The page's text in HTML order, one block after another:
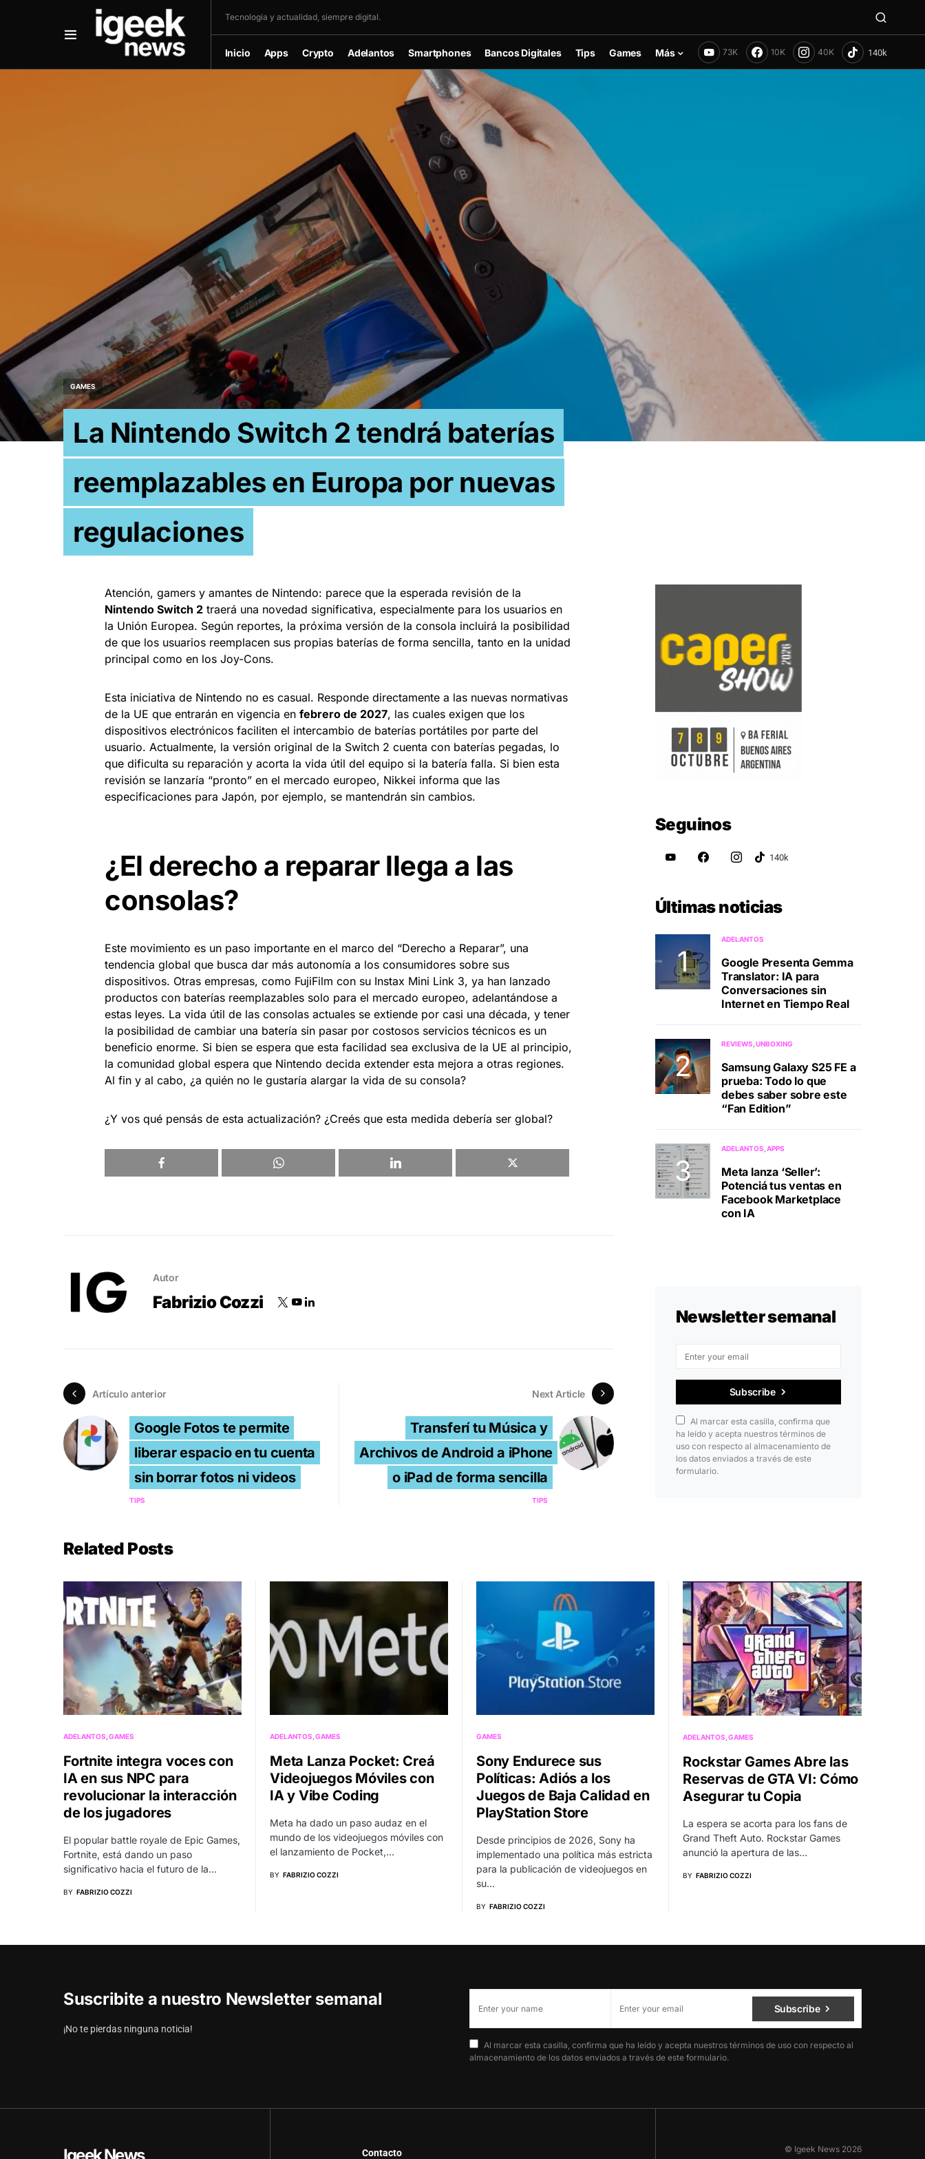
Tecnología y actualidad, siempre digital.
Inicio Apps Crypto Adelantos Smartphones Bancos Digitales Tips Games Más 73K 10K 40K
GAMES
La Nintendo Switch 2 tendrá baterías
reemplazables en Europa por nuevas
regulaciones
Atención, gamers y amantes de Nintendo: parece que la esperada revisión de la
Nintendo Switch 2 traerá una novedad significativa, especialmente para los usuarios en
la Unión Europea. Según reportes, la próxima versión de la consola incluirá la posibilidad
de que los usuarios reemplacen sus propias baterías de forma sencilla, tanto en la unidad
principal como en los Joy-Cons.
Esta iniciativa de Nintendo no es casual. Responde directamente a las nuevas normativas
de la UE que entrarán en vigencia en febrero de 2027, las cuales exigen que los
dispositivos electrónicos faciliten el intercambio de baterías portátiles por parte del
usuario. Actualmente, la versión original de la Switch 2 cuenta con baterías pegadas, lo
que dificulta su reparación y acorta la vida útil del equipo si la batería falla. Si bien esta
revisión se lanzaría “pronto” en el mercado europeo, Nikkei informa que las
especificaciones para Japón, por ejemplo, se mantendrán sin cambios.
¿El derecho a reparar llega a las
consolas?
Este movimiento es un paso importante en el marco del “Derecho a Reparar”, una
tendencia global que busca dar más autonomía a los consumidores sobre sus
dispositivos. Otras empresas, como FujiFilm con su Instax Mini Link 3, ya han lanzado
productos con baterías reemplazables solo para el mercado europeo, adelantándose a
estas leyes. La vida útil de las consolas actuales se extiende por casi una década, y tener
la posibilidad de cambiar una batería sin pasar por costosos servicios técnicos es un
beneficio enorme. Si bien se espera que esta facilidad sea exclusiva de la UE al principio,
la comunidad global espera que Nintendo decida extender esta mejora a otras regiones.
Al fin y al cabo, ¿a quién no le gustaría alargar la vida de su consola?
¿Y vos qué pensás de esta actualización? ¿Creés que esta medida debería ser global?
Autor
Fabrizio Cozzi
Artículo anterior
Google Fotos te permite
liberar espacio en tu cuenta
sin borrar fotos ni videos
TIPS
Next Article
Transferí tu Música y
Archivos de Android a iPhone
o iPad de forma sencilla
TIPS
Seguinos
Últimas noticias
ADELANTOS
Google Presenta Gemma
Translator: IA para
Conversaciones sin
Internet en Tiempo Real
REVIEWS UNBOXING
Samsung Galaxy S25 FE a
prueba: Todo lo que
debes saber sobre este
“Fan Edition”
ADELANTOS APPS
Meta lanza ‘Seller’:
Potenciá tus ventas en
Facebook Marketplace
con IA
Newsletter semanal
Subscribe
Al marcar esta casilla, confirma que
ha leído y acepta nuestros términos de
uso con respecto al almacenamiento de
los datos enviados a través de este
formulario.
Related Posts
ADELANTOS GAMES
Fortnite integra voces con
IA en sus NPC para
revolucionar la interacción
de los jugadores
El popular battle royale de Epic Games,
Fortnite, está dando un paso
significativo hacia el futuro de la…
BY FABRIZIO COZZI
ADELANTOS GAMES
Meta Lanza Pocket: Creá
Videojuegos Móviles con
IA y Vibe Coding
Meta ha dado un paso audaz en el
mundo de los videojuegos móviles con
el lanzamiento de Pocket,…
BY FABRIZIO COZZI
GAMES
Sony Endurece sus
Políticas: Adiós a los
Juegos de Baja Calidad en
PlayStation Store
Desde principios de 2026, Sony ha
implementado una política más estricta
para la publicación de videojuegos en
su…
BY FABRIZIO COZZI
ADELANTOS GAMES
Rockstar Games Abre las
Reservas de GTA VI: Cómo
Asegurar tu Copia
La espera se acorta para los fans de
Grand Theft Auto. Rockstar Games
anunció la apertura de las…
BY FABRIZIO COZZI
Suscribite a nuestro Newsletter semanal
¡No te pierdas ninguna noticia!
Subscribe
Al marcar esta casilla, confirma que ha leído y acepta nuestros términos de uso con respecto al
almacenamiento de los datos enviados a través de este formulario.
Contacto © Igeek News 2026